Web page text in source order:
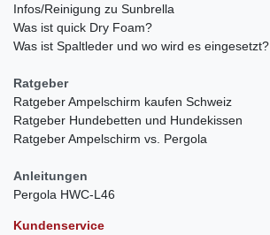
Infos/Reinigung zu Sunbrella
Was ist quick Dry Foam?
Was ist Spaltleder und wo wird es eingesetzt?
Ratgeber
Ratgeber Ampelschirm kaufen Schweiz
Ratgeber Hundebetten und Hundekissen
Ratgeber Ampelschirm vs. Pergola
Anleitungen
Pergola HWC-L46
Kundenservice